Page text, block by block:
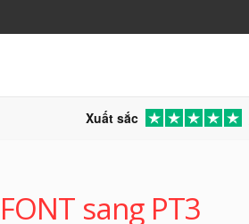
Xuất sắc
sang PT3